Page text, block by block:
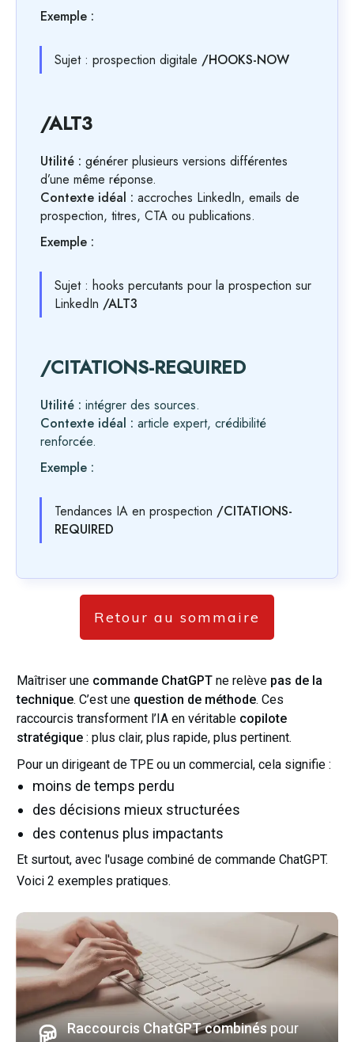
Exemple :
Sujet : prospection digitale /HOOKS-NOW
/ALT3
Utilité : générer plusieurs versions différentes
d’une même réponse.
Contexte idéal : accroches LinkedIn, emails de
prospection, titres, CTA ou publications.
Exemple :
Sujet : hooks percutants pour la prospection sur
LinkedIn /ALT3
/CITATIONS-REQUIRED
Utilité : intégrer des sources.
Contexte idéal : article expert, crédibilité
renforcée.
Exemple :
Tendances IA en prospection /CITATIONS-
REQUIRED
Retour au sommaire
Maîtriser une commande ChatGPT ne relève pas de la
technique. C’est une question de méthode. Ces
raccourcis transforment l’IA en véritable copilote
stratégique : plus clair, plus rapide, plus pertinent.
Pour un dirigeant de TPE ou un commercial, cela signifie :
moins de temps perdu
des décisions mieux structurées
des contenus plus impactants
Et surtout, avec l'usage combiné de commande ChatGPT.
Voici 2 exemples pratiques.
Raccourcis ChatGPT combinés pour